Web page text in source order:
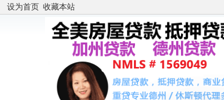
设为首页 收藏本站